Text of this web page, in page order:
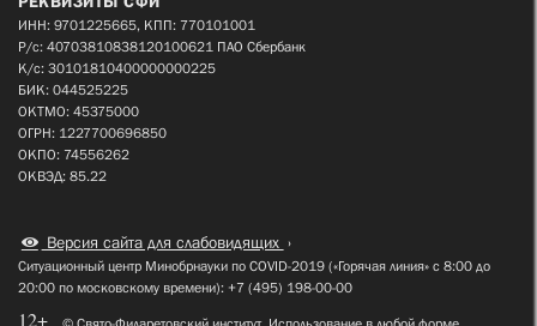
ИНН: 9701225665, КПП: 770101001
Р/с: 40703810838120100621 ПАО Сбербанк
К/с: 30101810400000000225
БИК: 044525225
ОКТМО: 45375000
ОГРН: 1227700696850
ОКПО: 74556262
ОКВЭД: 85.22
Версия сайта для слабовидящих
Ситуационный центр Минобрнауки по COVID-2019 («Горячая линия» с 8:00 до
20:00 по московскому времени): +7 (495) 198-00-00